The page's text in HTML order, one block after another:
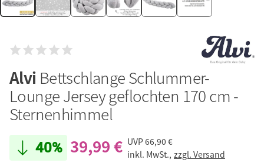
Alvi Bettschlange Schlummer-
Lounge Jersey geflochten 170 cm -
Sternenhimmel
40% 39,99 € UVP66,90 €
inkl. MwSt., zzgl. Versand